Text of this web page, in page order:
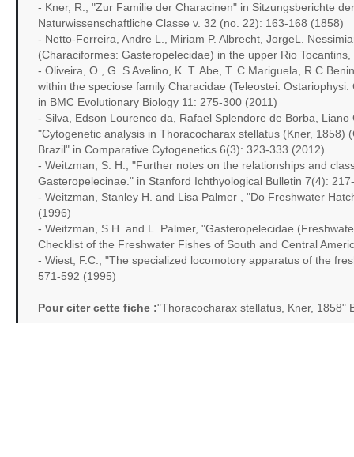
- Kner, R., "Zur Familie der Characinen" in Sitzungsberichte
Naturwissenschaftliche Classe v. 32 (no. 22): 163-168 (1858)
- Netto-Ferreira, Andre L., Miriam P. Albrecht, JorgeL.
(Characiformes: Gasteropelecidae) in the upper Rio
- Oliveira, O., G. S Avelino, K. T. Abe, T. C Mariguela, R.C
within the speciose family Characidae (Teleostei:
in BMC Evolutionary Biology 11: 275-300 (2011)
- Silva, Edson Lourenco da, Rafael Splendore de Borba,
"Cytogenetic analysis in Thoracocharax stellatus (Kner,
Brazil" in Comparative Cytogenetics 6(3): 323-333 (2012)
- Weitzman, S. H., "Further notes on the relationships and
Gasteropelecinae." in Stanford Ichthyological Bulletin 7(4):
- Weitzman, Stanley H. and Lisa Palmer , "Do Freshwater
(1996)
- Weitzman, S.H. and L. Palmer, "Gasteropelecidae
Checklist of the Freshwater Fishes of South and Central
- Wiest, F.C., "The specialized locomotory apparatus of the
571-592 (1995)
Pour citer cette fiche :"Thoracocharax stellatus, Kner, 1858"